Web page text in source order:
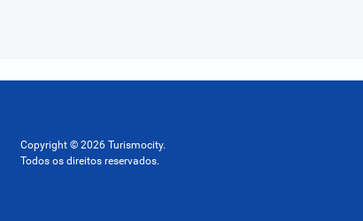
Copyright © 2026 Turismocity.
Todos os direitos reservados.